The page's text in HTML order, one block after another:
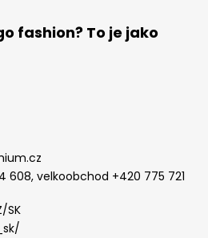
fashion? To je jako
608, velkoobchod +420 775 721
SK